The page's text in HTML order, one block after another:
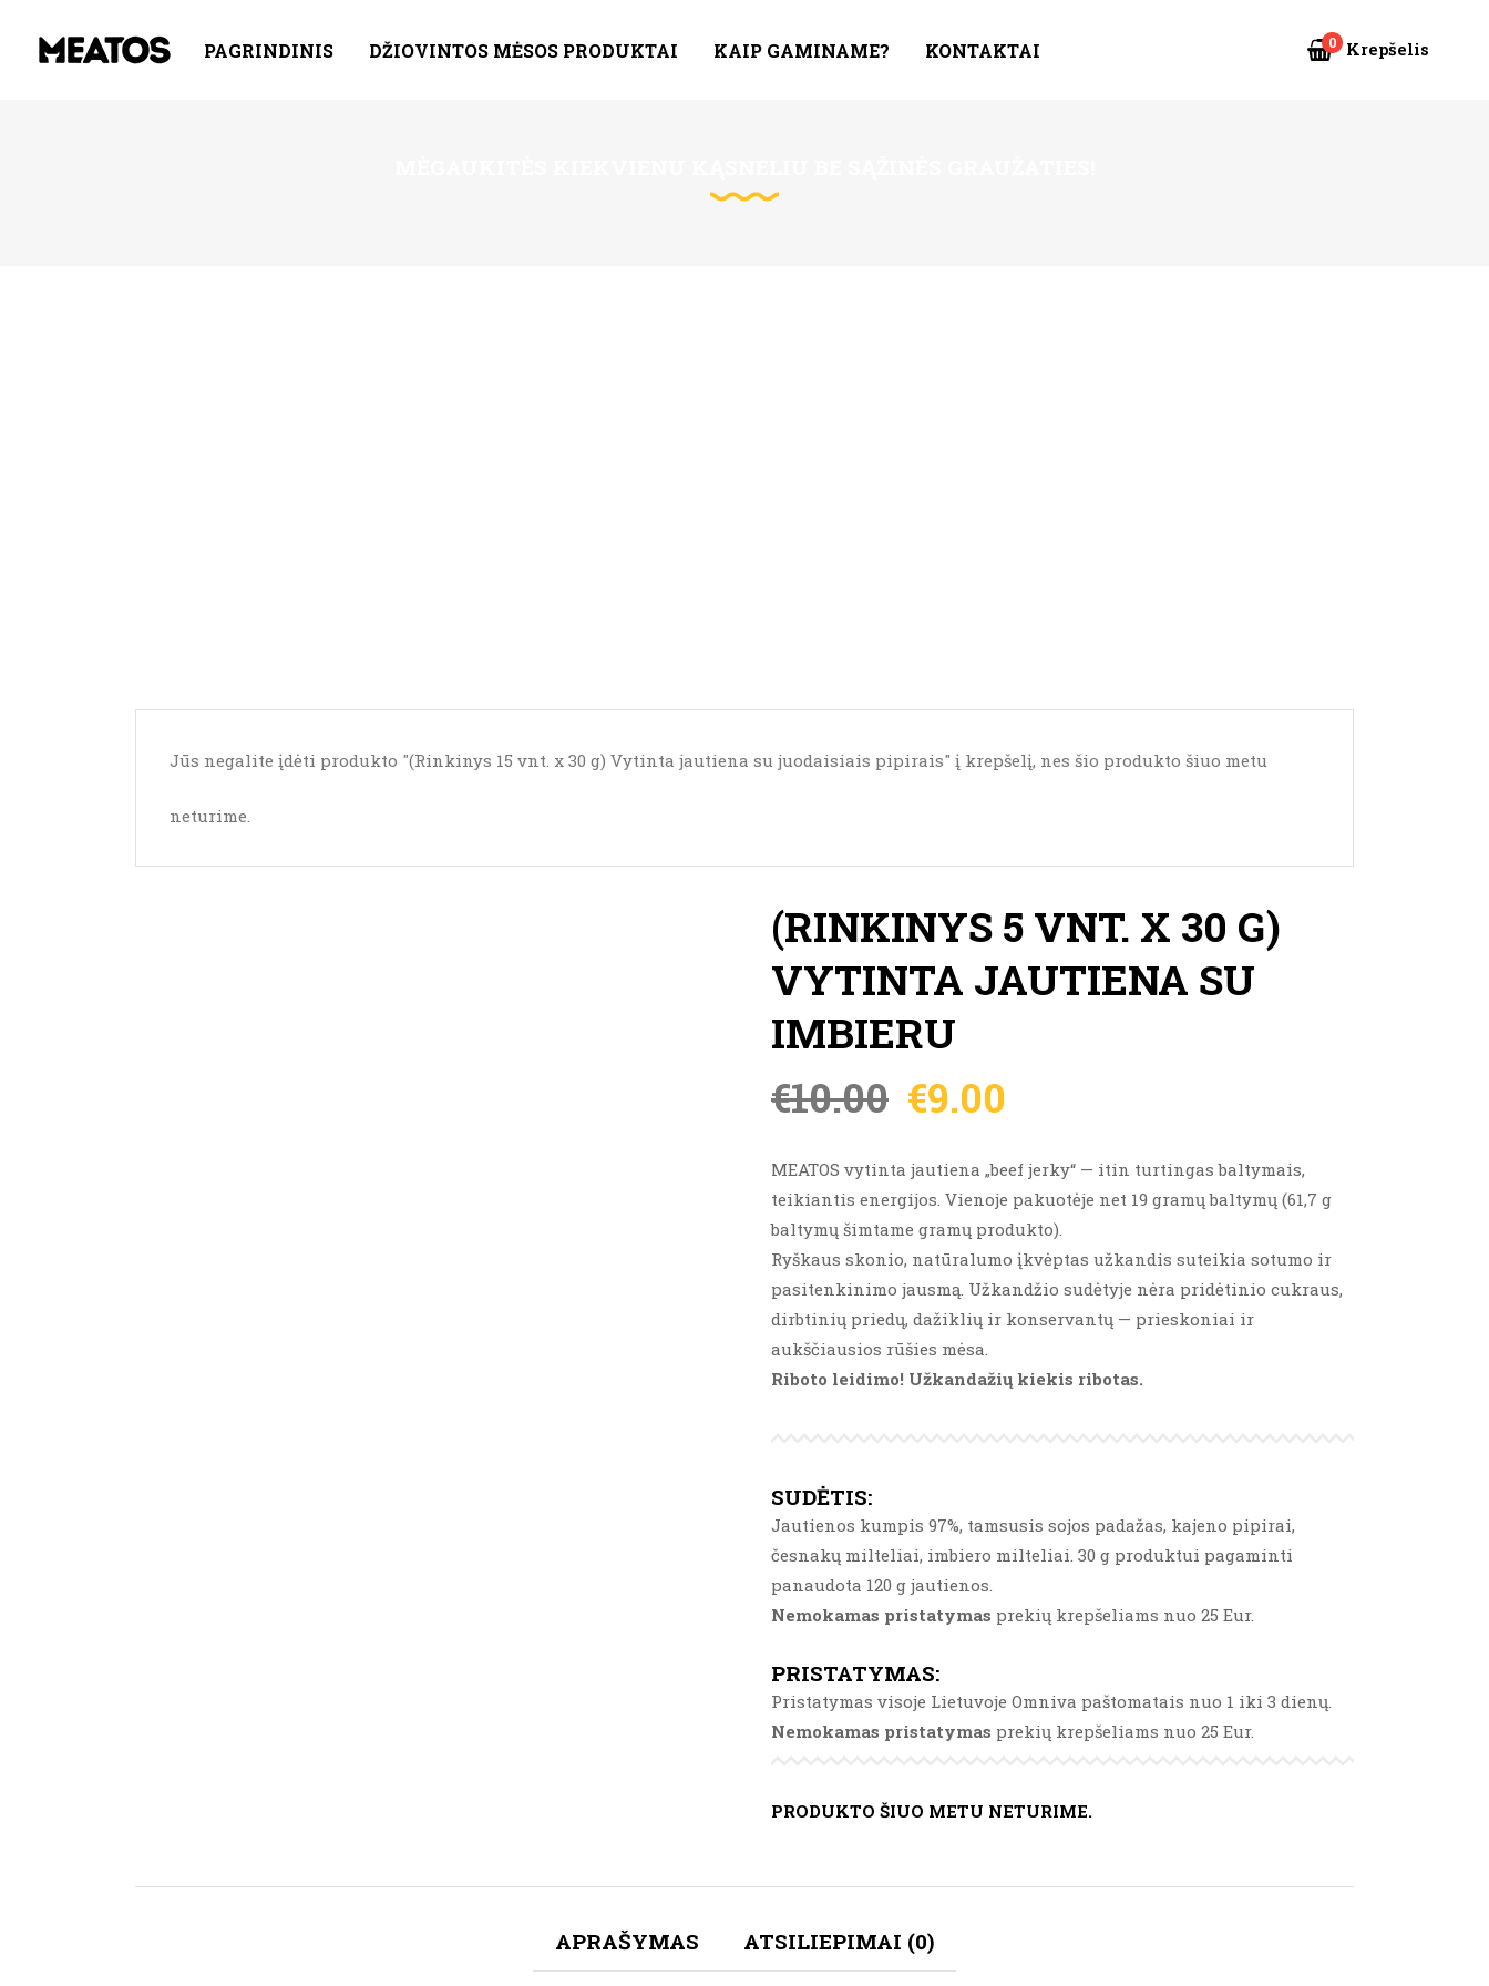
PAGRINDINIS DŽIOVINTOS MĖSOS PRODUKTAI KAIP GAMINAME? KONTAKTAI 0 Krepšelis
Jūs negalite įdėti produkto "(Rinkinys 15 vnt. x 30 g) Vytinta jautiena su juodaisiais pipirais" į krepšelį, nes šio produkto šiuo metu
neturime.
(RINKINYS 5 VNT. X 30 G)
VYTINTA JAUTIENA SU
IMBIERU
€10.00 €9.00
MEATOS vytinta jautiena „beef jerky“ — itin turtingas baltymais,
teikiantis energijos. Vienoje pakuotėje net 19 gramų baltymų (61,7 g
baltymų šimtame gramų produkto).
Ryškaus skonio, natūralumo įkvėptas užkandis suteikia sotumo ir
pasitenkinimo jausmą. Užkandžio sudėtyje nėra pridėtinio cukraus,
dirbtinių priedų, dažiklių ir konservantų — prieskoniai ir
aukščiausios rūšies mėsa.
Riboto leidimo! Užkandažių kiekis ribotas.
SUDĖTIS:
Jautienos kumpis 97%, tamsusis sojos padažas, kajeno pipirai,
česnakų milteliai, imbiero milteliai. 30 g produktui pagaminti
panaudota 120 g jautienos.
Nemokamas pristatymas prekių krepšeliams nuo 25 Eur.
PRISTATYMAS:
Pristatymas visoje Lietuvoje Omniva paštomatais nuo 1 iki 3 dienų.
Nemokamas pristatymas prekių krepšeliams nuo 25 Eur.
PRODUKTO ŠIUO METU NETURIME.
APRAŠYMAS ATSILIEPIMAI (0)